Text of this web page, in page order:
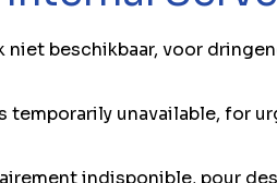
beschikbaar, voor
temporarily unavailable, for
indisponible, pour